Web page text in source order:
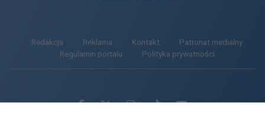
Redakcja Reklama Kontakt
Patronat medialny
Regulamin portalu
Polityka prywatności